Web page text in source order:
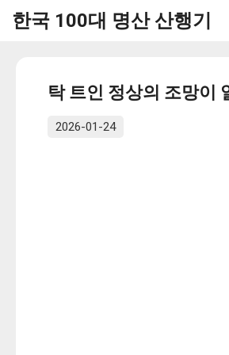
한국 100대 명산 산행기
탁 트인 정상의 조망이
2026-01-24